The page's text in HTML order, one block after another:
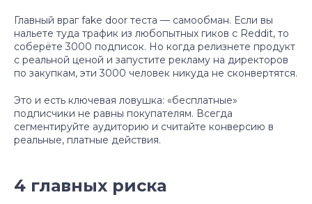
Главный враг fake door теста — самообман. Если вы
нальете туда трафик из любопытных гиков с Reddit, то
соберёте 3000 подписок. Но когда релизнете продукт
с реальной ценой и запустите рекламу на директоров
по закупкам, эти 3000 человек никуда не сконвертятся.
Это и есть ключевая ловушка: «бесплатные»
подписчики не равны покупателям. Всегда
сегментируйте аудиторию и считайте конверсию в
реальные, платные действия.
4 главных риска